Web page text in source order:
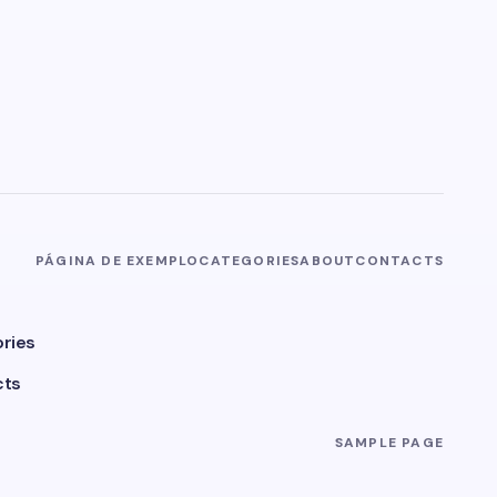
PÁGINA DE EXEMPLOCATEGORIESABOUTCONTACTS
SAMPLE PAGE